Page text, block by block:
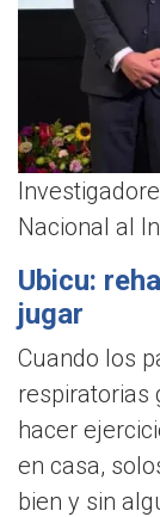
Nacional al
Ubicu:
jugar
Cuando los
respiratorias
hacer
en casa,
bien y sin